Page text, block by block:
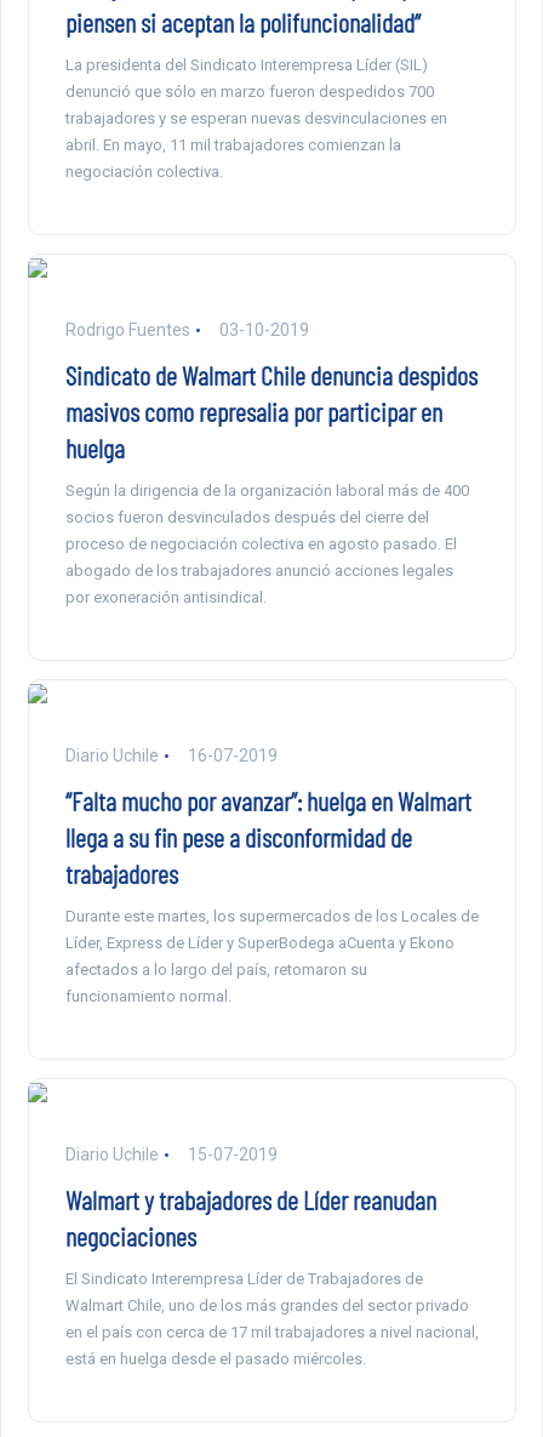
piensen si aceptan la polifuncionalidad”
La presidenta del Sindicato Interempresa Líder (SIL)
denunció que sólo en marzo fueron despedidos 700
trabajadores y se esperan nuevas desvinculaciones en
abril. En mayo, 11 mil trabajadores comienzan la
negociación colectiva.
Rodrigo Fuentes 03-10-2019
Sindicato de Walmart Chile denuncia despidos
masivos como represalia por participar en
huelga
Según la dirigencia de la organización laboral más de 400
socios fueron desvinculados después del cierre del
proceso de negociación colectiva en agosto pasado. El
abogado de los trabajadores anunció acciones legales
por exoneración antisindical.
Diario Uchile 16-07-2019
“Falta mucho por avanzar”: huelga en Walmart
llega a su fin pese a disconformidad de
trabajadores
Durante este martes, los supermercados de los Locales de
Líder, Express de Líder y SuperBodega aCuenta y Ekono
afectados a lo largo del país, retomaron su
funcionamiento normal.
Diario Uchile 15-07-2019
Walmart y trabajadores de Líder reanudan
negociaciones
El Sindicato Interempresa Líder de Trabajadores de
Walmart Chile, uno de los más grandes del sector privado
en el país con cerca de 17 mil trabajadores a nivel nacional,
está en huelga desde el pasado miércoles.